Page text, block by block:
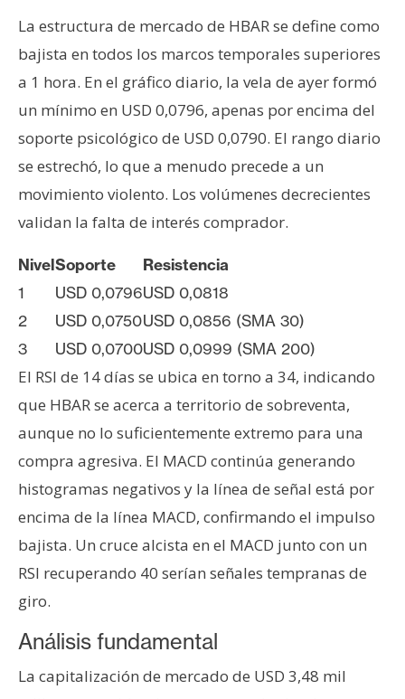
La estructura de mercado de HBAR se define como
bajista en todos los marcos temporales superiores
a 1 hora. En el gráfico diario, la vela de ayer formó
un mínimo en USD 0,0796, apenas por encima del
soporte psicológico de USD 0,0790. El rango diario
se estrechó, lo que a menudo precede a un
movimiento violento. Los volúmenes decrecientes
validan la falta de interés comprador.
NivelSoporte
Resistencia
1
USD 0,0796USD 0,0818
2
USD 0,0750USD 0,0856 (SMA 30)
3
USD 0,0700USD 0,0999 (SMA 200)
El RSI de 14 días se ubica en torno a 34, indicando
que HBAR se acerca a territorio de sobreventa,
aunque no lo suficientemente extremo para una
compra agresiva. El MACD continúa generando
histogramas negativos y la línea de señal está por
encima de la línea MACD, confirmando el impulso
bajista. Un cruce alcista en el MACD junto con un
RSI recuperando 40 serían señales tempranas de
giro.
Análisis fundamental
La capitalización de mercado de USD 3,48 mil